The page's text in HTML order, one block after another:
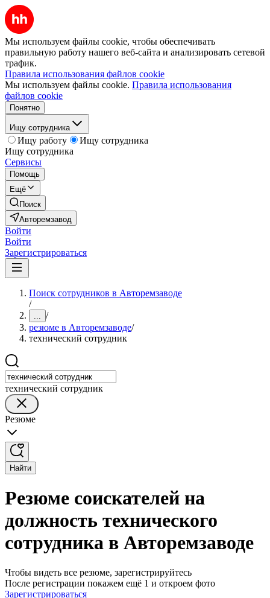
Мы используем файлы cookie, чтобы обеспечивать
правильную работу нашего веб-сайта и анализировать сетевой
трафик.
Правила использования файлов cookie
Мы используем файлы cookie. Правила использования
файлов cookie
Понятно
Ищу сотрудника
Ищу работу
Ищу сотрудника
Ищу сотрудника
Сервисы
Помощь
Ещё
Поиск
Авторемзавод
Войти
Войти
Зарегистрироваться
Поиск сотрудников в Авторемзаводе
/
... /
резюме в Авторемзаводе/
технический сотрудник
технический сотрудник
Резюме
Найти
Резюме соискателей на
должность технического
сотрудника в Авторемзаводе
Чтобы видеть все резюме, зарегистрируйтесь
После регистрации покажем ещё 1 и откроем фото
Зарегистрироваться